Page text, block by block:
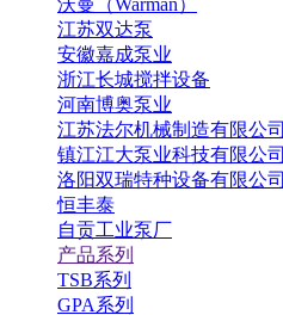
沃曼（Warman）
江苏双达泵
安徽嘉成泵业
浙江长城搅拌设备
河南博奥泵业
江苏法尔机械制造有限公司
镇江江大泵业科技有限公司
洛阳双瑞特种设备有限公司
恒丰泰
自贡工业泵厂
产品系列
TSB系列
GPA系列